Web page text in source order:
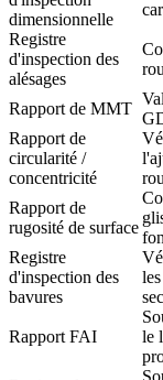
dimensionnelle
Registre
d'inspection des
alésages
Rapport de MMT
Rapport de
circularité /
concentricité
Rapport de
rugosité de surface
Registre
d'inspection des
bavures
Rapport FAI
le